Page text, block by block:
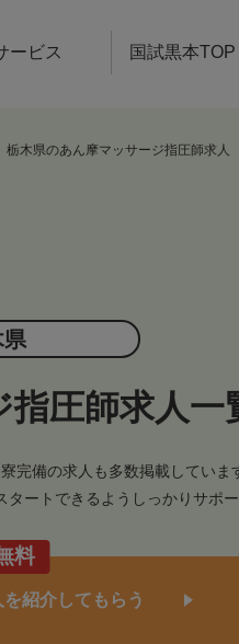
ービス 国試黒本TOP
栃木県のあん摩マッサージ指圧師求人
県
圧師求人一
完備の求人も多数掲載していま
ートできるようしっかりサポー
料
紹介してもらう